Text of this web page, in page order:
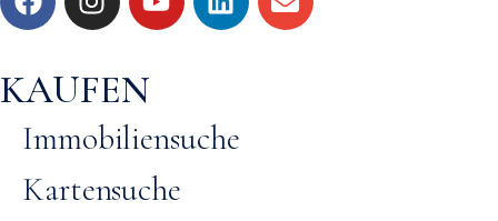
KAUFEN
Immobiliensuche
Kartensuche